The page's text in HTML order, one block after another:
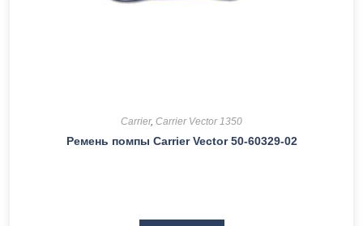
Carrier, Carrier Vector 1350
Ремень помпы Сarrier Vector 50-60329-02